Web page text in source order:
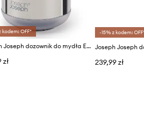
kodem: OFF*
Joseph Joseph dozownik do mydła Easy Store Luxe 300 ml
zł
-15% z kodem:
239,99 zł